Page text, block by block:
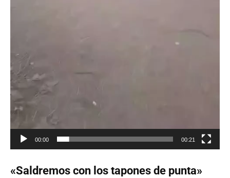
00:00 00:21
«Saldremos con los tapones de punta»